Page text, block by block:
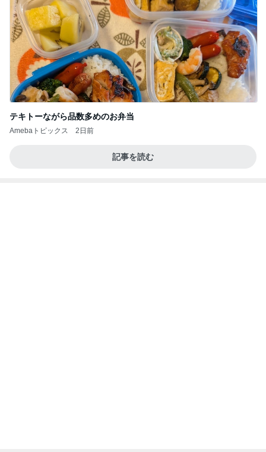
テキトーながら品数多めのお弁当
Amebaトピックス 2日前
記事を読む